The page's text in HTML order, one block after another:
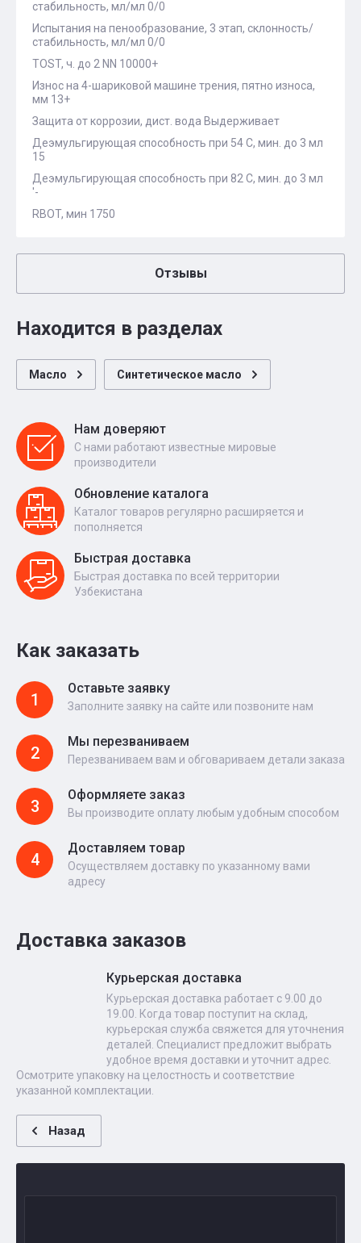
стабильность, мл/мл 0/0
Испытания на пенообразование, 3 этап, склонность/
стабильность, мл/мл 0/0
TOST, ч. до 2 NN 10000+
Износ на 4-шариковой машине трения, пятно износа,
мм 13+
Защита от коррозии, дист. вода Выдерживает
Деэмульгирующая способность при 54 С, мин. до 3 мл
15
Деэмульгирующая способность при 82 С, мин. до 3 мл
'-
RBOT, мин 1750
Отзывы
Находится в разделах
Масло Синтетическое масло
Нам доверяют
С нами работают известные мировые
производители
Обновление каталога
Каталог товаров регулярно расширяется и
пополняется
Быстрая доставка
Быстрая доставка по всей территории
Узбекистана
Как заказать
1
Оставьте заявку
Заполните заявку на сайте или позвоните нам
2
Мы перезваниваем
Перезваниваем вам и обговариваем детали заказа
3
Оформляете заказ
Вы производите оплату любым удобным способом
4
Доставляем товар
Осуществляем доставку по указанному вами
адресу
Доставка заказов
Курьерская доставка
Курьерская доставка работает с 9.00 до
19.00. Когда товар поступит на склад,
курьерская служба свяжется для уточнения
деталей. Специалист предложит выбрать
удобное время доставки и уточнит адрес.
Осмотрите упаковку на целостность и соответствие
указанной комплектации.
Назад